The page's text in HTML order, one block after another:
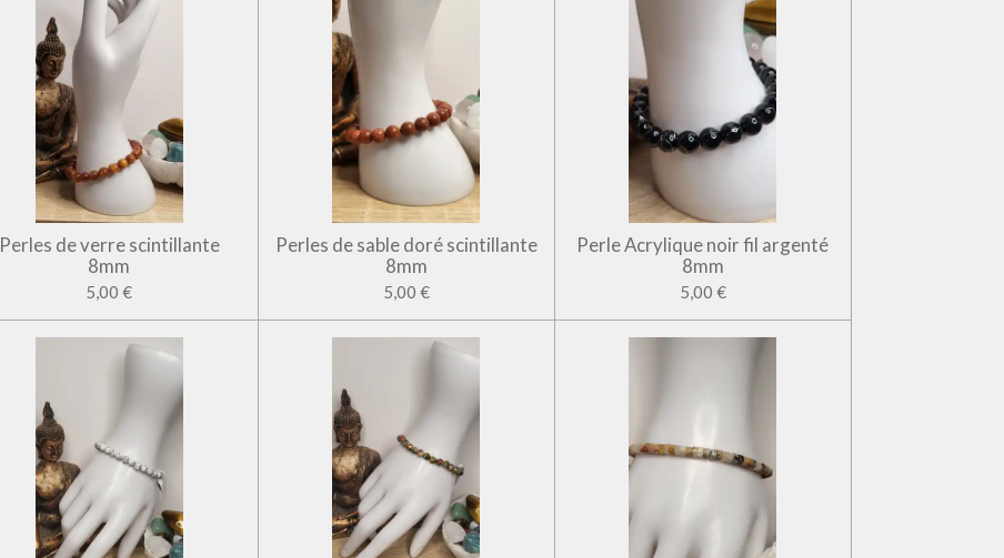
Perles de verre scintillante
8mm
5,00 €
Perles de sable doré scintillante
8mm
5,00 €
Perle Acrylique noir fil argenté
8mm
5,00 €